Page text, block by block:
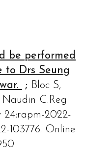
be performed
to Drs Seung
; Bloc S,
Naudin C.Reg
2022-
103776. Online